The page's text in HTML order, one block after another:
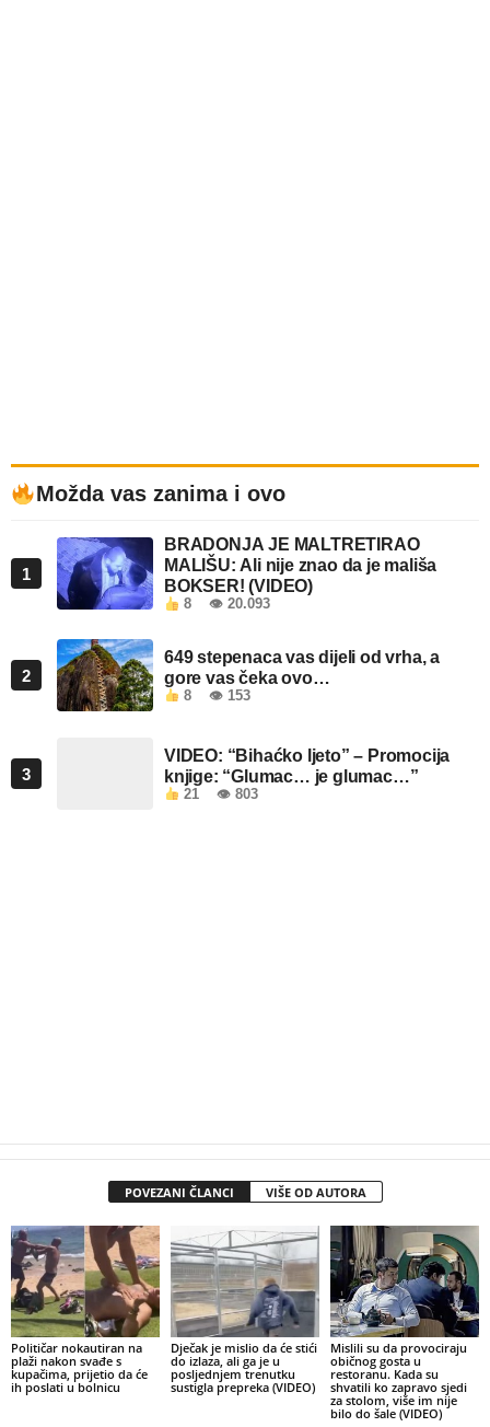
Možda vas zanima i ovo
1
BRADONJA JE MALTRETIRAO
MALIŠU: Ali nije znao da je mališa
BOKSER! (VIDEO)
8 👁 20.093
2
649 stepenaca vas dijeli od vrha, a
gore vas čeka ovo…
8 👁 153
3
VIDEO: “Bihaćko ljeto” – Promocija
knjige: “Glumac… je glumac…”
21 👁 803
POVEZANI ČLANCI VIŠE OD AUTORA
Političar nokautiran na
plaži nakon svađe s
kupačima, prijetio da će
ih poslati u bolnicu
Dječak je mislio da će stići
do izlaza, ali ga je u
posljednjem trenutku
sustigla prepreka (VIDEO)
Mislili su da provociraju
običnog gosta u
restoranu. Kada su
shvatili ko zapravo sjedi
za stolom, više im nije
bilo do šale (VIDEO)